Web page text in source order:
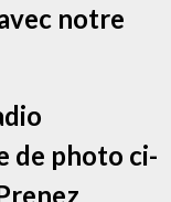
notre
de photo ci-